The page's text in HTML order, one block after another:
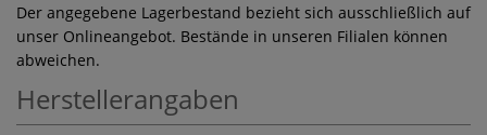
Der angegebene Lagerbestand bezieht sich ausschließlich auf
unser Onlineangebot. Bestände in unseren Filialen können
abweichen.
Herstellerangaben